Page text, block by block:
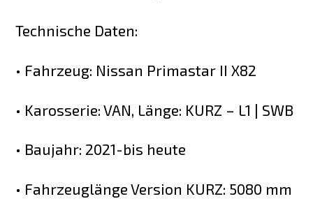
Technische Daten:
• Fahrzeug: Nissan Primastar II X82
• Karosserie: VAN, Länge: KURZ – L1 | SWB
• Baujahr: 2021-bis heute
• Fahrzeuglänge Version KURZ: 5080 mm